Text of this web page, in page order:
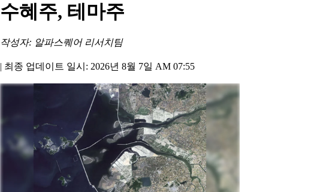
수혜주, 테마주
작성자: 알파스퀘어 리서치팀
| 최종 업데이트 일시: 2026년 8월 7일 AM 07:55